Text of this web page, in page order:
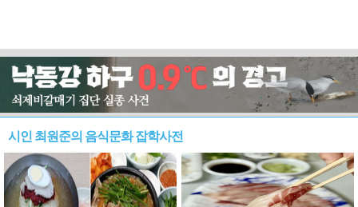
시인 최원준의 음식문화 잡학사전